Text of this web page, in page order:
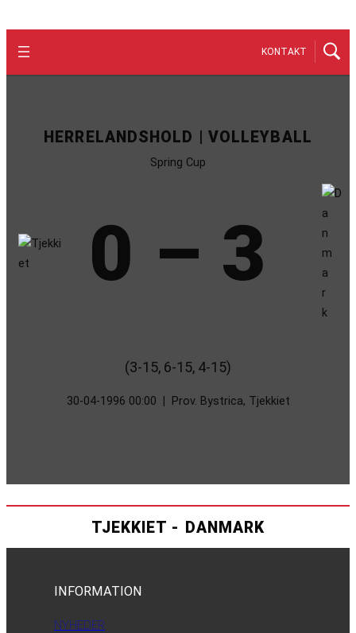
KONTAKT
HERRELANDSHOLD | VOLLEYBALL
Spring Cup
0 – 3
(3-15, 6-15, 4-15)
30-04-1996 00:00 Prov. Bystrica, Tjekkiet
TJEKKIET - DANMARK
INFORMATION
NYHEDER